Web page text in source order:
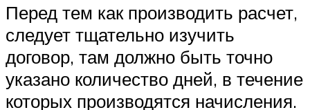
Перед тем как производить расчет,
следует тщательно изучить
договор, там должно быть точно
указано количество дней, в течение
которых производятся начисления.